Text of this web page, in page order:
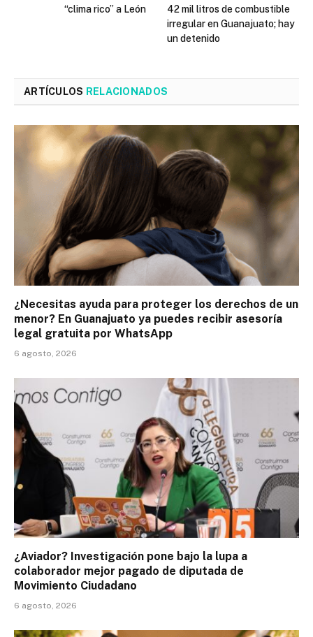
“clima rico” a León
42 mil litros de combustible
irregular en Guanajuato; hay
un detenido
ARTÍCULOS RELACIONADOS
¿Necesitas ayuda para proteger los derechos de un
menor? En Guanajuato ya puedes recibir asesoría
legal gratuita por WhatsApp
6 agosto, 2026
¿Aviador? Investigación pone bajo la lupa a
colaborador mejor pagado de diputada de
Movimiento Ciudadano
6 agosto, 2026